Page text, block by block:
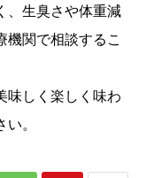
、生臭さや体重減
機関で相談するこ
味しく楽しく味わ
。